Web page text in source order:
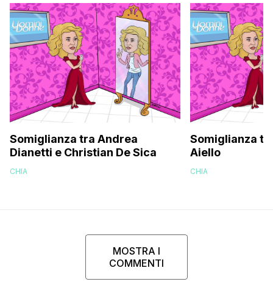
Somiglianza tra Andrea
Dianetti e Christian De Sica
CHIA
Somiglianza
Aiello
CHIA
MOSTRA I
COMMENTI